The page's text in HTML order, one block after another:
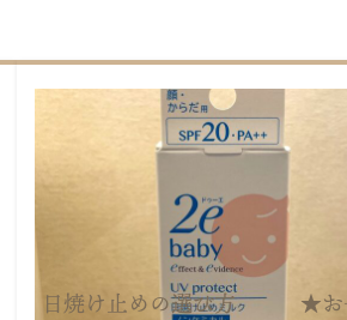
日焼け止めの選び方 ★お